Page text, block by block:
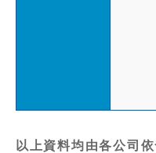
以上資料均由各公司